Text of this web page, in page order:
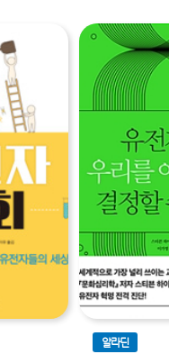
알라딘